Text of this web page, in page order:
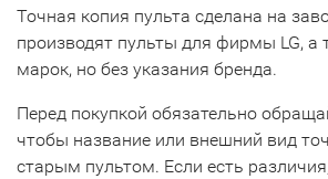
Точная копия пульта сделана на
производят пульты для фирмы LG, а
марок, но без указания бренда.
Перед покупкой обязательно
чтобы название или внешний вид
старым пультом. Если есть